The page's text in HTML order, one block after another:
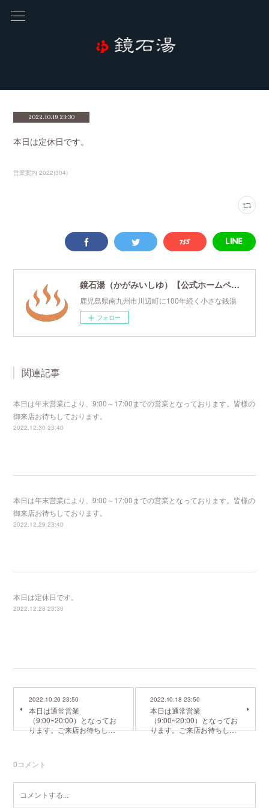
2022.10.19 23:30
本日は定休日です。
営業案内 2022(304)
鏡石湯（かがみいしゆ）【公式ホームページ】
鹿児島県南九州市川辺町に100年続く小さな銭湯
フォロー
関連記事
本日は年末営業により、9:00～17:00までの営業となっております。皆様の
御来店お待ちしております。
2022.12.30 23:40
本日は年末営業により、9:00～17:00までの営業となっております。皆様の
御来店お待ちしております。
2022.12.29 23:40
本日は定休日です。
2022.12.28 23:30
2022.10.20 23:50
本日は通常営業
（9:00~20:00）となってお
ります。ご来店お待ちし…
2022.10.18 23:50
本日は通常営業
（9:00~20:00）となってお
ります。ご来店お待ちし…
0コメント